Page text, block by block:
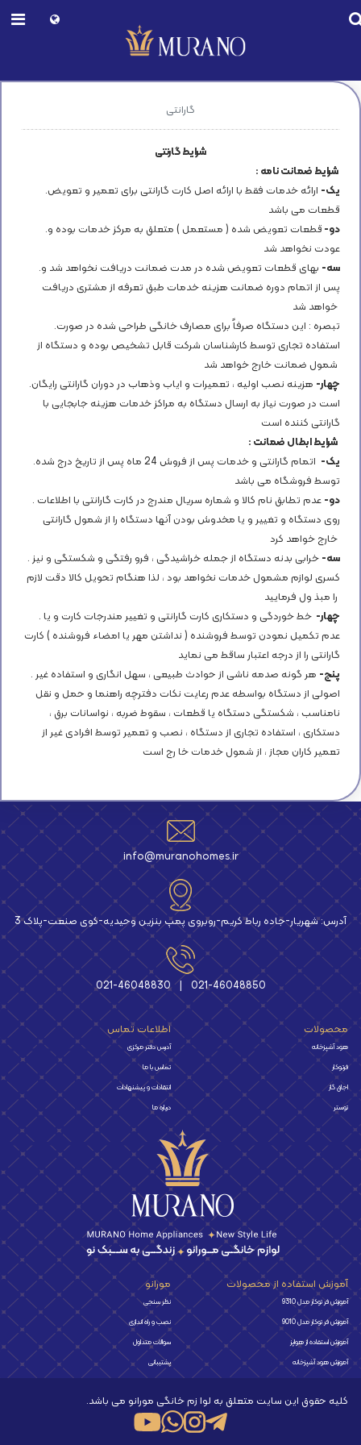
گارانتی
شرایط گارنتی
.
یک- ارائه خدمات فقط با ارائه اصل كارت گارانتی برای تعمیر و تعویض
قطعات می باشد
.
دو-قطعات تعویض شده ( مستعمل ) متعلق به مركز خدمات بوده و
عودت نخواهد شد
.
سه- بهای قطعات تعویض شده در مدت ضمانت دریافت نخواهد شد و
پس از اتمام دوره ضمانت هزینه خدمات طبق تعرفه از مشتری دریافت
.تبصره : این دستگاه صرفاً برای مصارف خانگی طراحی شده در صورت
استفاده تجاری توسط كارشناسان شركت قابل تشخیص بوده و دستگاه از
.
چهار- هزینه نصب اولیه ، تعمیرات و ایاب وذهاب در دوران گارانتی رایگان
است در صورت نیاز به ارسال دستگاه به مراكز خدمات هزینه جابجایی با
گارانتی كننده است
: شرایط ابطال ضمانت
.
یک-
اتمام گارانتی و خدمات پس از فروش 24 ماه پس از تاریخ درج شده
توسط فروشگاه می باشد
.
دو-عدم تطابق نام كالا و شماره سریال مندرج در كارت گارانتی با اطلاعات
روی دستگاه و تغییر و یا مخدوش بودن آنها دستگاه را از شمول گارانتی
.
سه-خرابی بدنه دستگاه از جمله خراشیدگی ، فرو رفتگی و شكستگی و نیز
كسری لوازم مشمول خدمات نخواهد بود ، لذا هنگام تحویل كالا دقت لازم
.
چهار- خط خوردگی و دستكاری كارت گارانتی و تغییر مندرجات كارت و یا
عدم تكمیل نمودن توسط فروشنده ( نداشتن مهر یا امضاء فروشنده ) كارت
گارانتی را از درجه اعتبار ساقط می نماید
.
پنج- هر گونه صدمه ناشی از حوادث طبیعی ، سهل انگاری و استفاده غیر
اصولی از دستگاه بواسطه عدم رعایت نكات دفترچه راهنما و حمل و نقل
نامناسب ، شكستگی دستگاه یا قطعات ، سقوط ضربه ، نواسانات برق ،
دستكاری ، استفاده تجاری از دستگاه ، نصب و تعمیر توسط افرادی غیر از
تعمیر كاران مجاز ، از شمول خدمات خا رج است
info@muranohomes.ir
آدرس: شهریار-جاده رباط کریم-روبروی پمپ بنزین وحیدیه-کوی صنعت-پلاک 3
021-46048830 | 021-46048850
محصولات
هود آشپزخانه
فرتوکار
اجاق گاز
توستر
اطلاعات تماس
آدرس دفتر مرکزی
تماس با ما
انتقادات و پیشنهادات
درباره ما
آموزش استفاده از محصولات
آموزش فر توکار مدل 9310
آموزش فر توکار مدل 9010
آموزش استفاده از هواپز
آموزش هود آشپزخانه
مورانو
نظر سنجی
نصب و راه اندازی
سوالات متداول
پشتیبانی
کلیه حقوق این سایت متعلق به لوا زم خانگی مورانو می باشد.